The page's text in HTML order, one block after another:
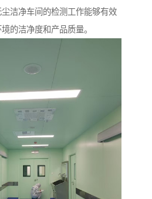
洁净车间的检测工作能够有效
的洁净度和产品质量。